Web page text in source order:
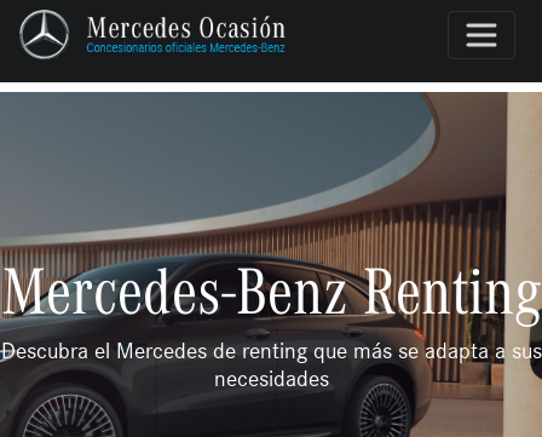
Mercedes-Benz Renting
Descubra el Mercedes de renting que más se adapta a sus
necesidades